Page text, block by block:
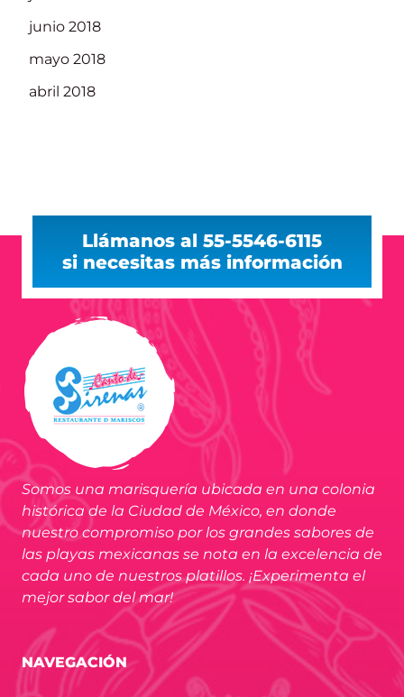
junio 2018
mayo 2018
abril 2018
Llámanos al 55-5546-6115
si necesitas más información
Somos una marisquería ubicada en una colonia
histórica de la Ciudad de México, en donde
nuestro compromiso por los grandes sabores de
las playas mexicanas se nota en la excelencia de
cada uno de nuestros platillos. ¡Experimenta el
mejor sabor del mar!
NAVEGACIÓN